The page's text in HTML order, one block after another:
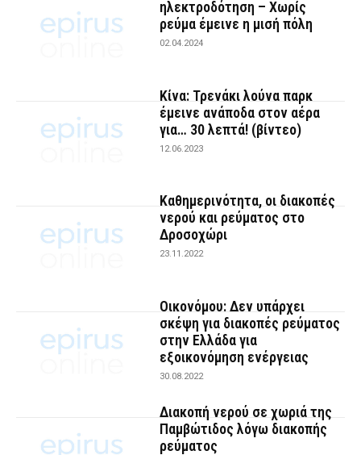
ηλεκτροδότηση – Χωρίς
ρεύμα έμεινε η μισή πόλη
02.04.2024
Κίνα: Τρενάκι λούνα παρκ
έμεινε ανάποδα στον αέρα
για… 30 λεπτά! (βίντεο)
12.06.2023
Καθημερινότητα, οι διακοπές
νερού και ρεύματος στο
Δροσοχώρι
23.11.2022
Οικονόμου: Δεν υπάρχει
σκέψη για διακοπές ρεύματος
στην Ελλάδα για
εξοικονόμηση ενέργειας
30.08.2022
Διακοπή νερού σε χωριά της
Παμβώτιδος λόγω διακοπής
ρεύματος